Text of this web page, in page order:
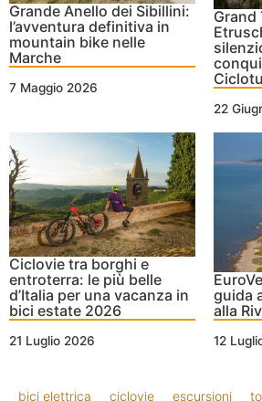
Grande Anello dei Sibillini:
l’avventura definitiva in
mountain bike nelle
Marche
7 Maggio 2026
Grand
22
Ciclovie tra borghi e
entroterra: le più belle
d’Italia per una vacanza in
bici estate 2026
21 Luglio 2026
guida
alla
12
bici elettrica ciclovie escursioni